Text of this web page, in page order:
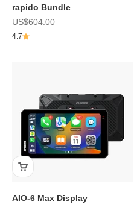
rapido Bundle
Prezzo scontato
US$604.00
4.7
AIO-6 Max Display